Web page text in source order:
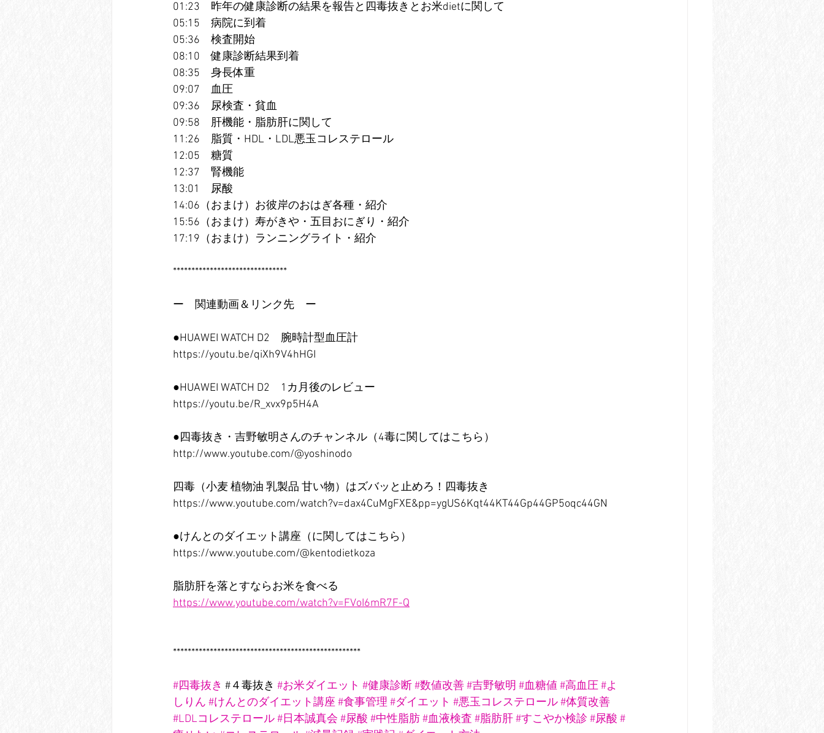
01:23　昨年の健康診断の結果を報告と四毒抜きとお米dietに関して
05:15　病院に到着
05:36　検査開始
08:10　健康診断結果到着
08:35　身長体重
09:07　血圧
09:36　尿検査・貧血
09:58　肝機能・脂肪肝に関して
11:26　脂質・HDL・LDL悪玉コレステロール
12:05　糖質
12:37　腎機能
13:01　尿酸
14:06（おまけ）お彼岸のおはぎ各種・紹介
15:56（おまけ）寿がきや・五目おにぎり・紹介
17:19（おまけ）ランニングライト・紹介
*******************************
ー　関連動画＆リンク先　ー
●HUAWEI WATCH D2　腕時計型血圧計
https://youtu.be/qiXh9V4hHGI
●HUAWEI WATCH D2　1カ月後のレビュー
https://youtu.be/R_xvx9p5H4A
●四毒抜き・吉野敏明さんのチャンネル（4毒に関してはこちら）
http://www.youtube.com/@yoshinodo
四毒（小麦 植物油 乳製品 甘い物）はズバッと止めろ！四毒抜き
https://www.youtube.com/watch?v=dax4CuMgFXE&pp=ygUS6Kqt44KT44Gp44GP5oqc44GN
●けんとのダイエット講座（に関してはこちら）
https://www.youtube.com/@kentodietkoza
脂肪肝を落とすならお米を食べる
https://www.youtube.com/watch?v=FVoI6mR7F-Q
***************************************************
#四毒抜き #４毒抜き #お米ダイエット #健康診断#数値改善#吉野敏明 #血糖値#高血圧#よ
しりん #けんとのダイエット講座#食事管理#ダイエット #悪玉コレステロール#体質改善
#LDLコレステロール#日本誠真会 #尿酸 #中性脂肪#血液検査 #脂肪肝#すこやか検診 #尿酸 #